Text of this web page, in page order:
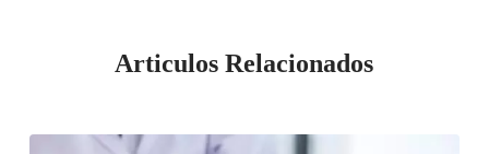
Articulos Relacionados